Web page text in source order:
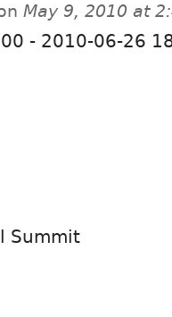
May 9, 2010 at
- 2010-06-26
Summit